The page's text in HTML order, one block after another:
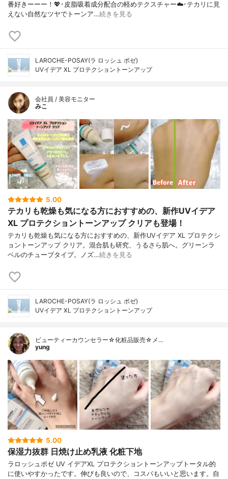
番好きーーー！💖･皮脂吸着成分配合の軽めテクスチャー☁️･テカリに見
えない自然なツヤでトーンア…続きを見る
LAROCHE-POSAY(ラ ロッシュ ポゼ)
UVイデア XL プロテクショントーンアップ
会社員 / 美容モニター
みこ
5.00
テカリも乾燥も気になる方におすすめの、新作UVイデア
XL プロテクショントーンアップ クリアも登場！
テカリも乾燥も気になる方におすすめの、新作UVイデア XL プロテクシ
ョントーンアップ クリア。混合肌も研究、うるさら肌へ。グリーンラ
ベルのチューブタイプ。ノズ…続きを見る
LAROCHE-POSAY(ラ ロッシュ ポゼ)
UVイデア XL プロテクショントーンアップ
ビューティーカウンセラー☆化粧品販売☆メ…
yung
5.00
保湿力抜群 日焼け止め乳液 化粧下地
ラロッシュポゼ UV イデアXL プロテクショントーンアップトータル的
に使いやすかったです。伸びも良いので、コスパもいいと思います。自